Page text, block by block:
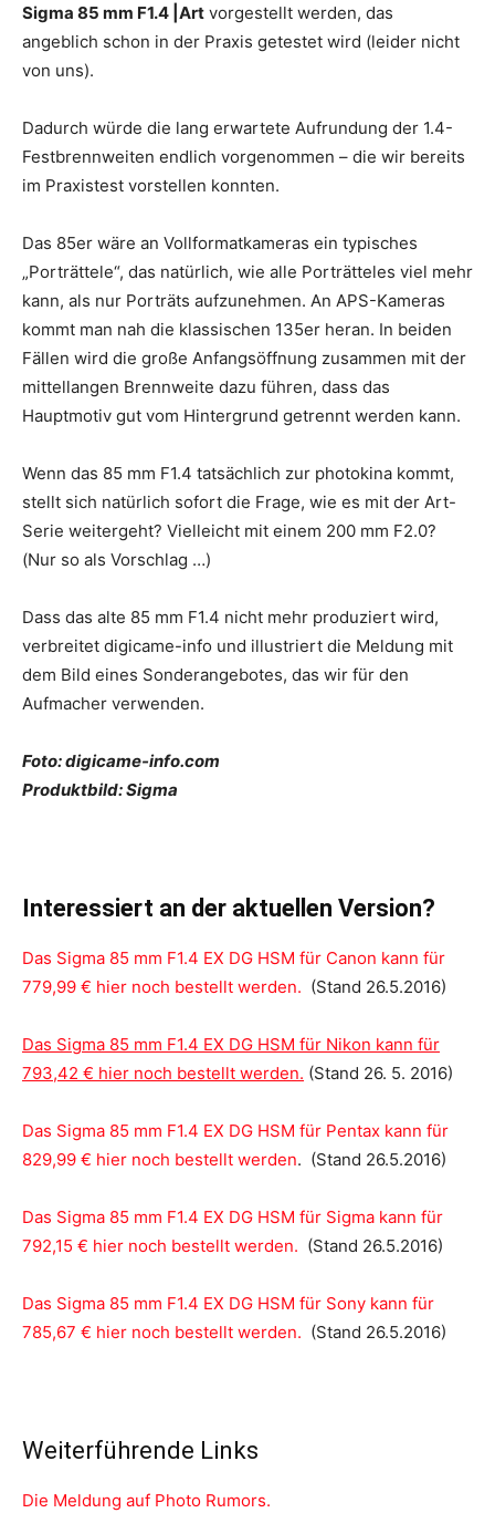
Sigma 85 mm F1.4 |Art vorgestellt werden, das
angeblich schon in der Praxis getestet wird (leider nicht
von uns).
Dadurch würde die lang erwartete Aufrundung der 1.4-
Festbrennweiten endlich vorgenommen – die wir bereits
im Praxistest vorstellen konnten.
Das 85er wäre an Vollformatkameras ein typisches
„Porträttele“, das natürlich, wie alle Porträtteles viel mehr
kann, als nur Porträts aufzunehmen. An APS-Kameras
kommt man nah die klassischen 135er heran. In beiden
Fällen wird die große Anfangsöffnung zusammen mit der
mittellangen Brennweite dazu führen, dass das
Hauptmotiv gut vom Hintergrund getrennt werden kann.
Wenn das 85 mm F1.4 tatsächlich zur photokina kommt,
stellt sich natürlich sofort die Frage, wie es mit der Art-
Serie weitergeht? Vielleicht mit einem 200 mm F2.0?
(Nur so als Vorschlag …)
Dass das alte 85 mm F1.4 nicht mehr produziert wird,
verbreitet digicame-info und illustriert die Meldung mit
dem Bild eines Sonderangebotes, das wir für den
Aufmacher verwenden.
Foto: digicame-info.com
Produktbild: Sigma
Interessiert an der aktuellen Version?
Das Sigma 85 mm F1.4 EX DG HSM für Canon kann für
779,99 € hier noch bestellt werden. (Stand 26.5.2016)
Das Sigma 85 mm F1.4 EX DG HSM für Nikon kann für
793,42 € hier noch bestellt werden. (Stand 26. 5. 2016)
Das Sigma 85 mm F1.4 EX DG HSM für Pentax kann für
829,99 € hier noch bestellt werden. (Stand 26.5.2016)
Das Sigma 85 mm F1.4 EX DG HSM für Sigma kann für
792,15 € hier noch bestellt werden. (Stand 26.5.2016)
Das Sigma 85 mm F1.4 EX DG HSM für Sony kann für
785,67 € hier noch bestellt werden. (Stand 26.5.2016)
Weiterführende Links
Die Meldung auf Photo Rumors.